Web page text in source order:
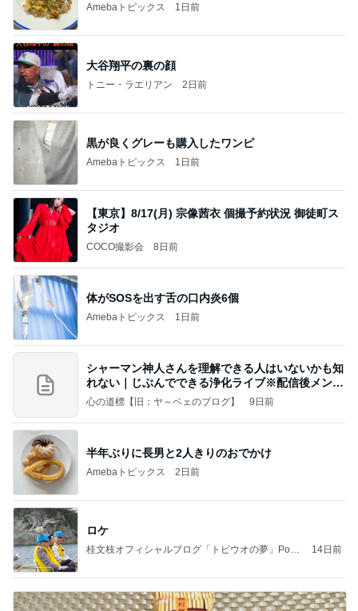
Amebaトピックス 1日前
大谷翔平の裏の顔
トニー・ラエリアン 2日前
黒が良くグレーも購入したワンピ
Amebaトピックス 1日前
【東京】8/17(月) 宗像茜衣 個撮予約状況 御徒町ス
タジオ
COCO撮影会 8日前
体がSOSを出す舌の口内炎6個
Amebaトピックス 1日前
シャーマン神人さんを理解できる人はいないかも知
れない｜じぶんでできる浄化ライブ※配信後メンバ
ー限
心の道標【旧：ヤ～ベェのブログ】 9日前
半年ぶりに長男と2人きりのおでかけ
Amebaトピックス 2日前
ロケ
桂文枝オフィシャルブログ「トビウオの夢」Pow
14日前